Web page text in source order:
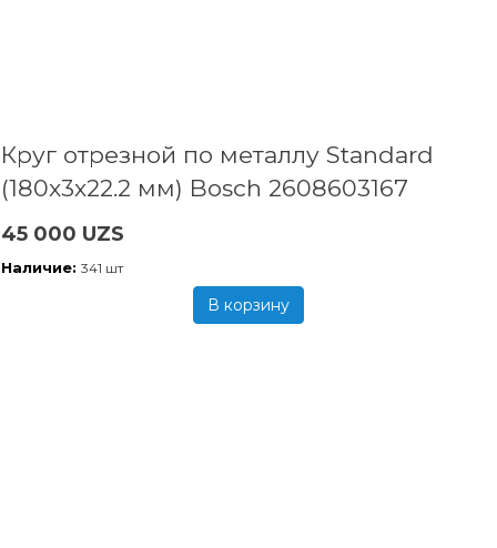
Круг отрезной по металлу Standard
(180x3х22.2 мм) Bosch 2608603167
45 000 UZS
Наличие: 341 шт
В корзину